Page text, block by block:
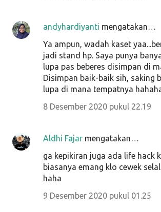
andyhardiyanti mengatakan…
Ya ampun, wadah kaset
jadi stand hp. Saya punya
lupa pas beberes disimpan di
Disimpan baik-baik sih, saking
lupa di mana tempatnya
8 Desember 2020 pukul 22.19
Aldhi Fajar mengatakan…
ga kepikiran juga ada life hack
biasanya emang klo cewek
haha
9 Desember 2020 pukul 01.25